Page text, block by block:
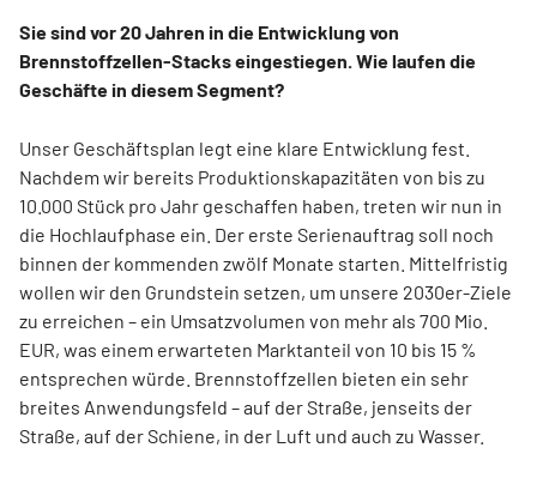
Sie sind vor 20 Jahren in die Entwicklung von
Brennstoffzellen-Stacks eingestiegen. Wie laufen die
Geschäfte in diesem Segment?
Unser Geschäftsplan legt eine klare Entwicklung fest.
Nachdem wir bereits Produktionskapazitäten von bis zu
10.000 Stück pro Jahr geschaffen haben, treten wir nun in
die Hochlaufphase ein. Der erste Serienauftrag soll noch
binnen der kommenden zwölf Monate starten. Mittelfristig
wollen wir den Grundstein setzen, um unsere 2030er-Ziele
zu erreichen – ein Umsatzvolumen von mehr als 700 Mio.
EUR, was einem erwarteten Marktanteil von 10 bis 15 %
entsprechen würde. Brennstoffzellen bieten ein sehr
breites Anwendungsfeld – auf der Straße, jenseits der
Straße, auf der Schiene, in der Luft und auch zu Wasser.